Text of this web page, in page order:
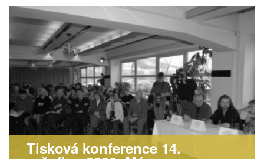
Tisková konference 14.